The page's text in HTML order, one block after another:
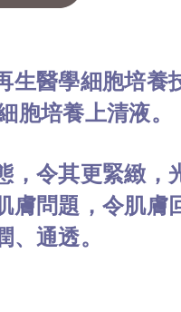
生醫學細胞培養
胞培養上清液。
，令其更緊緻，
膚問題，令肌膚
通透。